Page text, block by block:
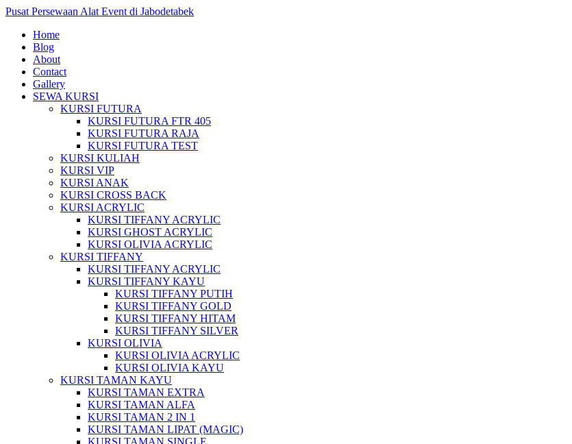
Pusat Persewaan Alat Event di Jabodetabek
Home
Blog
About
Contact
Gallery
SEWA KURSI
KURSI FUTURA
KURSI FUTURA FTR 405
KURSI FUTURA RAJA
KURSI FUTURA TEST
KURSI KULIAH
KURSI VIP
KURSI ANAK
KURSI CROSS BACK
KURSI ACRYLIC
KURSI TIFFANY ACRYLIC
KURSI GHOST ACRYLIC
KURSI OLIVIA ACRYLIC
KURSI TIFFANY
KURSI TIFFANY ACRYLIC
KURSI TIFFANY KAYU
KURSI TIFFANY PUTIH
KURSI TIFFANY GOLD
KURSI TIFFANY HITAM
KURSI TIFFANY SILVER
KURSI OLIVIA
KURSI OLIVIA ACRYLIC
KURSI OLIVIA KAYU
KURSI TAMAN KAYU
KURSI TAMAN EXTRA
KURSI TAMAN ALFA
KURSI TAMAN 2 IN 1
KURSI TAMAN LIPAT (MAGIC)
KURSI TAMAN SINGLE